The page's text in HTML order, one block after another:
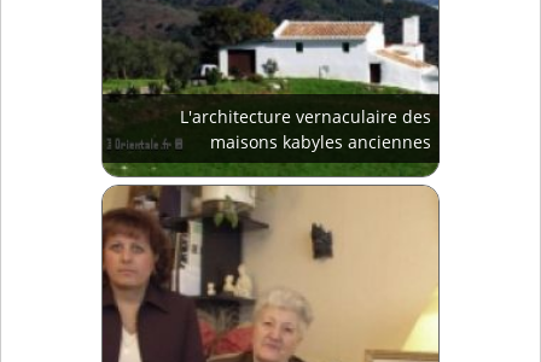
L'architecture vernaculaire des
maisons kabyles anciennes